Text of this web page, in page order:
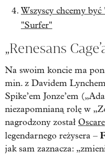
Wszyscy chcemy
"Surfer"
„Renesans
Na swoim koncie ma
min. z Davidem
Spike’em Jonze’em
niezapomnianą rolę w
nagrodzony został
legendarnego reżysera –
jak sam zaznacza: